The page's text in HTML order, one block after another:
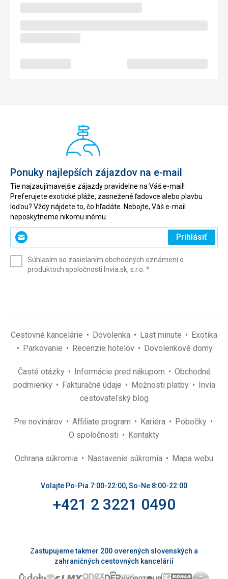
Ponuky najlepších zájazdov na e-mail
Tie najzaujímavejšie zájazdy pravidelne na Váš e-mail!
Preferujete exotické pláže, zasnežené ľadovce alebo plavbu
loďou? Vždy nájdete to, čo hľadáte. Nebojte, Váš e-mail
neposkytneme nikomu inému.
Zadajte
svoj
(povinné)
Prihlásiť
Súhlasím so zasielaním obchodných oznámení o
produktoch spoločnosti Invia.sk, s.r.o. *(povinné)
Cestovné kancelárie Dovolenka Last minute
Exotika
Parkovanie
Recenzie hotelov Dovolenkové domy
Časté otázky Informácie pred nákupom
Obchodné
podmienky
Fakturačné údaje Možnosti platby
Invia
cestovateľský blog
Pre novinárov Affiliate program Kariéra
Pobočky
O spoločnosti
Kontakty
Ochrana súkromia Nastavenie súkromia Mapa webu
Volajte Po-Pia 7:00-22:00, So-Ne 8:00-22:00
+421 2 3221 0490
Zastupujeme takmer 200 overených slovenských a
zahraničných cestovných kancelárií